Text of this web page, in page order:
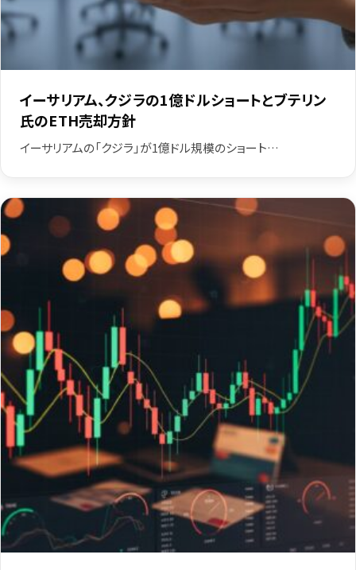
イーサリアム、クジラの1億ドルショートとブテリン
氏のETH売却方針
イーサリアムの「クジラ」が1億ドル規模のショート…